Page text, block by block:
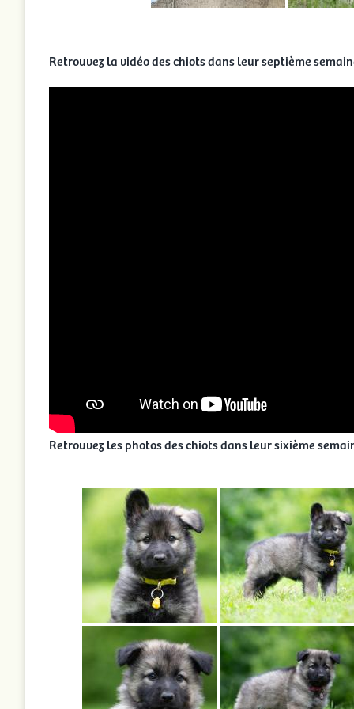
Retrouvez la vidéo des chiots dans leur septième
Retrouvez les photos des chiots dans leur sixième